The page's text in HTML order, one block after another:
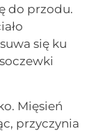
do przodu.
się ku
Mięsień
przyczynia